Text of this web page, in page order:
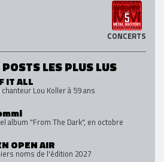
CONCERTS
LES PLUS LUS
IT ALL
Lou Koller à 59 ans
album "From The Dark", en octobre
OPEN AIR
noms de l'édition 2027